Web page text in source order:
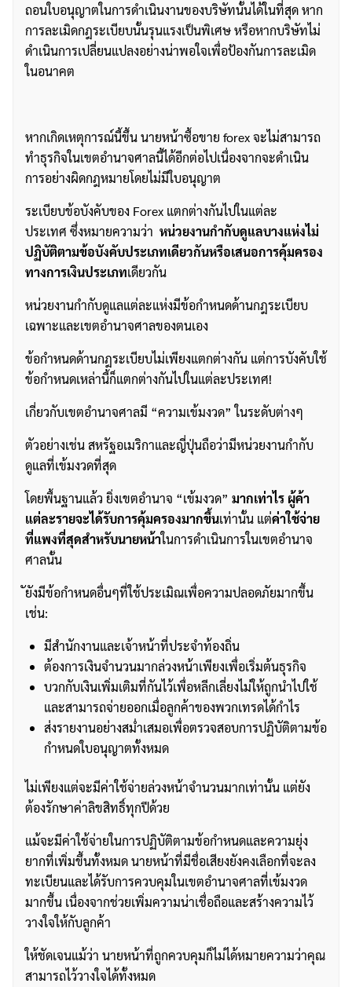
ถอนใบอนุญาตในการดำเนินงานของบริษัทนั้นได้ในที่สุด หาก
การละเมิดกฎระเบียบนั้นรุนแรงเป็นพิเศษ หรือหากบริษัทไม่
ดำเนินการเปลี่ยนแปลงอย่างน่าพอใจเพื่อป้องกันการละเมิด
ในอนาคต
หากเกิดเหตุการณ์นี้ขึ้น นายหน้าซื้อขาย forex จะไม่สามารถ
ทำธุรกิจในเขตอำนาจศาลนี้ได้อีกต่อไปเนื่องจากจะดำเนิน
การอย่างผิดกฎหมายโดยไม่มีใบอนุญาต
ระเบียบข้อบังคับของ Forex แตกต่างกันไปในแต่ละ
ประเทศ ซึ่งหมายความว่า หน่วยงานกำกับดูแลบางแห่งไม่
ปฏิบัติตามข้อบังคับประเภทเดียวกันหรือเสนอการคุ้มครอง
ทางการเงินประเภทเดียวกัน
หน่วยงานกำกับดูแลแต่ละแห่งมีข้อกำหนดด้านกฎระเบียบ
เฉพาะและเขตอำนาจศาลของตนเอง
ข้อกำหนดด้านกฎระเบียบไม่เพียงแตกต่างกัน แต่การบังคับใช้
ข้อกำหนดเหล่านี้ก็แตกต่างกันไปในแต่ละประเทศ!
เกี่ยวกับเขตอำนาจศาลมี “ความเข้มงวด” ในระดับต่างๆ
ตัวอย่างเช่น สหรัฐอเมริกาและญี่ปุ่นถือว่ามีหน่วยงานกำกับ
ดูแลที่เข้มงวดที่สุด
โดยพื้นฐานแล้ว ยิ่งเขตอำนาจ “เข้มงวด” มากเท่าไร ผู้ค้า
แต่ละรายจะได้รับการคุ้มครองมากขึ้นเท่านั้น แต่ค่าใช้จ่าย
ที่แพงที่สุดสำหรับนายหน้าในการดำเนินการในเขตอำนาจ
ศาลนั้น
ัยังมีข้อกำหนดอื่นๆที่ใช้ประเมิณเพื่อความปลอดภัยมากขึ้น
เช่น:
มีสำนักงานและเจ้าหน้าที่ประจำท้องถิ่น
ต้องการเงินจำนวนมากล่วงหน้าเพียงเพื่อเริ่มต้นธุรกิจ
บวกกับเงินเพิ่มเติมที่กันไว้เพื่อหลีกเลี่ยงไม่ให้ถูกนำไปใช้
และสามารถจ่ายออกเมื่อลูกค้าของพวกเทรดได้กำไร
ส่งรายงานอย่างสม่ำเสมอเพื่อตรวจสอบการปฏิบัติตามข้อ
กำหนดใบอนุญาตทั้งหมด
ไม่เพียงแต่จะมีค่าใช้จ่ายล่วงหน้าจำนวนมากเท่านั้น แต่ยัง
ต้องรักษาค่าลิขสิทธิ์ทุกปีด้วย
แม้จะมีค่าใช้จ่ายในการปฏิบัติตามข้อกำหนดและความยุ่ง
ยากที่เพิ่มขึ้นทั้งหมด นายหน้าที่มีชื่อเสียงยังคงเลือกที่จะลง
ทะเบียนและได้รับการควบคุมในเขตอำนาจศาลที่เข้มงวด
มากขึ้น เนื่องจากช่วยเพิ่มความน่าเชื่อถือและสร้างความไว้
วางใจให้กับลูกค้า
ให้ชัดเจนแม้ว่า นายหน้าที่ถูกควบคุมก็ไม่ได้หมายความว่าคุณ
สามารถไว้วางใจได้ทั้งหมด